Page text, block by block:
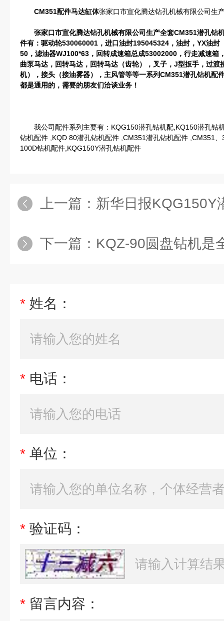
CM351配件马达缸体张家口市宣化腾达钻孔机械有限公司生
张家口市宣化腾达钻孔机械有限公司生产全套CM351潜孔钻
件有：驱动轮530060001 ，进口油封195045324 ， 油封， YX油封
50 ，滤油器WJ100*63 ，回转成速箱总成53002000 ，行走减速箱
曲泵马达，回转马达，回转马达（齿轮），叉子， J型扳手，过渡
机），接头（接油雾器），主风管等等一系列CM351潜孔钻机配
都是通用的，需要的朋友们洽谈业务！
我公司配件系列主要有：KQG150潜孔钻机配,KQ150潜孔钻
钻机配件 ,KQD 80潜孔钻机配件 ,CM351潜孔钻机配件 ,CM351
100D钻机配件,KQG150Y潜孔钻机配件
上一篇： 新华日报KQG150Y潜孔钻
下一篇： KQZ-90圆盘钻机是全气
* 姓名：
* 电话：
* 单位：
* 验证码：
* 留言内容：